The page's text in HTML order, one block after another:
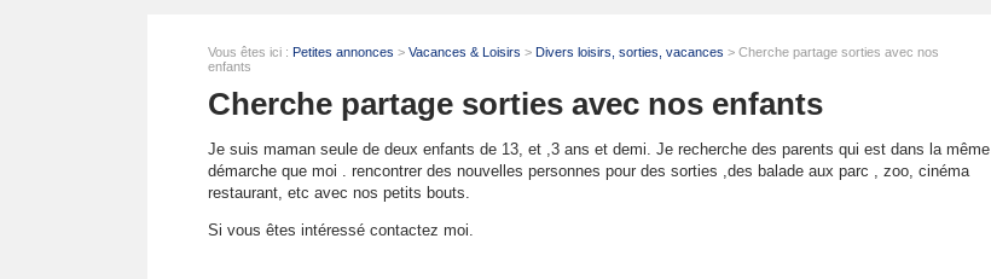
Vous êtes ici : Petites annonces > Vacances & Loisirs > Divers loisirs, sorties, vacances > Cherche partage sorties avec nos
enfants
Cherche partage sorties avec nos enfants
Je suis maman seule de deux enfants de 13, et ,3 ans et demi. Je recherche des parents qui est dans la même
démarche que moi . rencontrer des nouvelles personnes pour des sorties ,des balade aux parc , zoo, cinéma
restaurant, etc avec nos petits bouts.
Si vous êtes intéressé contactez moi.